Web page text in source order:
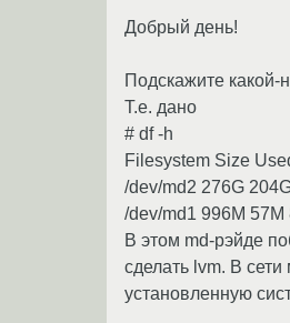
Добрый день!
Подскажите
Т.е. дано
# df -h
Filesystem Size
/dev/md2 276G
/dev/md1 996M 57M
В этом md-рэйде
сделать lvm. В
установленную